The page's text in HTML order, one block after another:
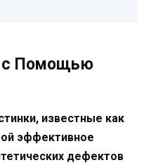
с Помощью
известные как
эффективное
дефектов